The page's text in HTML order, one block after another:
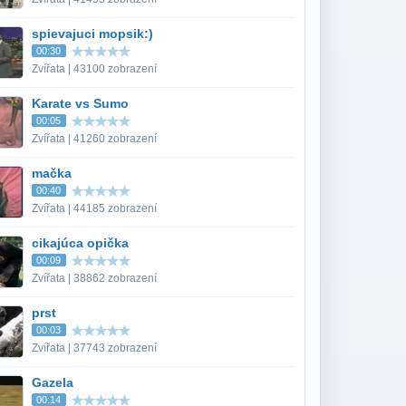
spievajuci mopsik:)
00:30
Zvířata | 43100 zobrazení
Karate vs Sumo
00:05
Zvířata | 41260 zobrazení
mačka
00:40
Zvířata | 44185 zobrazení
cikajúca opička
00:09
Zvířata | 38862 zobrazení
prst
00:03
Zvířata | 37743 zobrazení
Gazela
00:14